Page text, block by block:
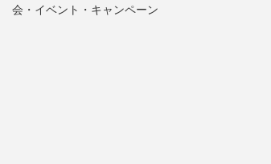
会・イベント・キャンペーン